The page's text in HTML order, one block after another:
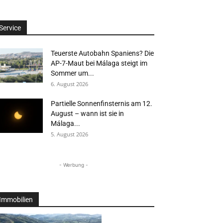
Teuerste Autobahn Spaniens? Die
AP-7-Maut bei Málaga steigt im
Sommer um...
6. August 2026
Partielle Sonnenfinsternis am 12.
August – wann ist sie in
Málaga...
5. August 2026
- Werbung -